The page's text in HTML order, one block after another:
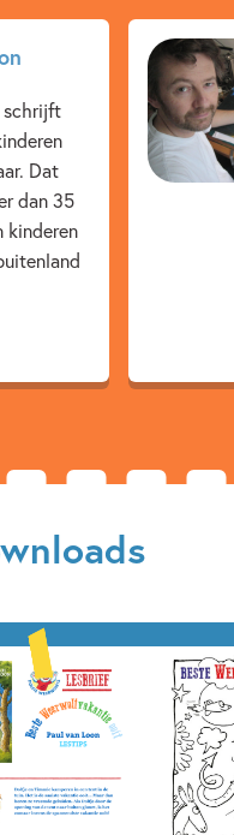
Detective & thrillers
Spanning
schrijft
Dat
dan 35
kinderen